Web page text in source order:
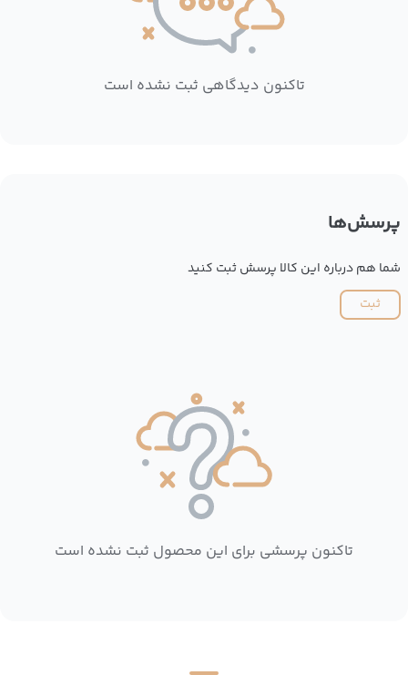
تاکنون دیدگاهی ثبت نشده است
پرسش‌ها
شما هم درباره این کالا پرسش ثبت کنید
ثبت
تاکنون پرسشی برای این محصول ثبت نشده است